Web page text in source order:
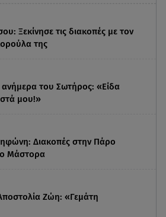
Ξεκίνησε τις διακοπές με τον
της
ανήμερα του Σωτήρος: «Είδα
μου!»
Διακοπές στην Πάρο
Μάστορα
Ζώη: «Γεμάτη